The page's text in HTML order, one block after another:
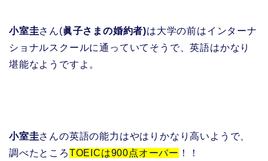
小室圭さん(眞子さまの婚約者)は大学の前はインターナ
ショナルスクールに通っていてそうで、英語はかなり
堪能なようですよ。
小室圭さんの英語の能力はやはりかなり高いようで、
調べたところTOEICは900点オーバー ！！